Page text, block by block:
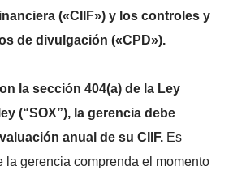
(«CIIF») y los controles y
de divulgación («CPD»).
la sección 404(a) de la Ley
(“SOX”), la gerencia debe
anual de su CIIF.Es
la gerencia comprenda el momento